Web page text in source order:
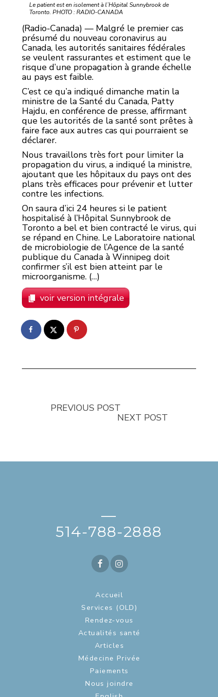
Le patient est en isolement à l’Hôpital Sunnybrook de
Toronto. PHOTO : RADIO-CANADA
(Radio-Canada) — Malgré le premier cas
présumé du nouveau coronavirus au
Canada, les autorités sanitaires fédérales
se veulent rassurantes et estiment que le
risque d’une propagation à grande échelle
au pays est faible.
C’est ce qu’a indiqué dimanche matin la
ministre de la Santé du Canada, Patty
Hajdu, en conférence de presse, affirmant
que les autorités de la santé sont prêtes à
faire face aux autres cas qui pourraient se
déclarer.
Nous travaillons très fort pour limiter la
propagation du virus, a indiqué la ministre,
ajoutant que les hôpitaux du pays ont des
plans très efficaces pour prévenir et lutter
contre les infections.
On saura d’ici 24 heures si le patient
hospitalisé à l’Hôpital Sunnybrook de
Toronto a bel et bien contracté le virus, qui
se répand en Chine. Le Laboratoire national
de microbiologie de l’Agence de la santé
publique du Canada à Winnipeg doit
confirmer s’il est bien atteint par le
microorganisme. (…)
voir version intégrale
PREVIOUS POST
NEXT POST
—
514-788-2888
Accueil
Services (OLD)
Rendez-vous
Actualités santé
Articles
Médecine Privée
Paiements
Nous joindre